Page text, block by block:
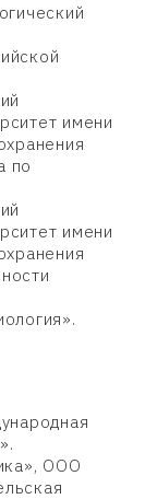
имени
по
имени
ООО